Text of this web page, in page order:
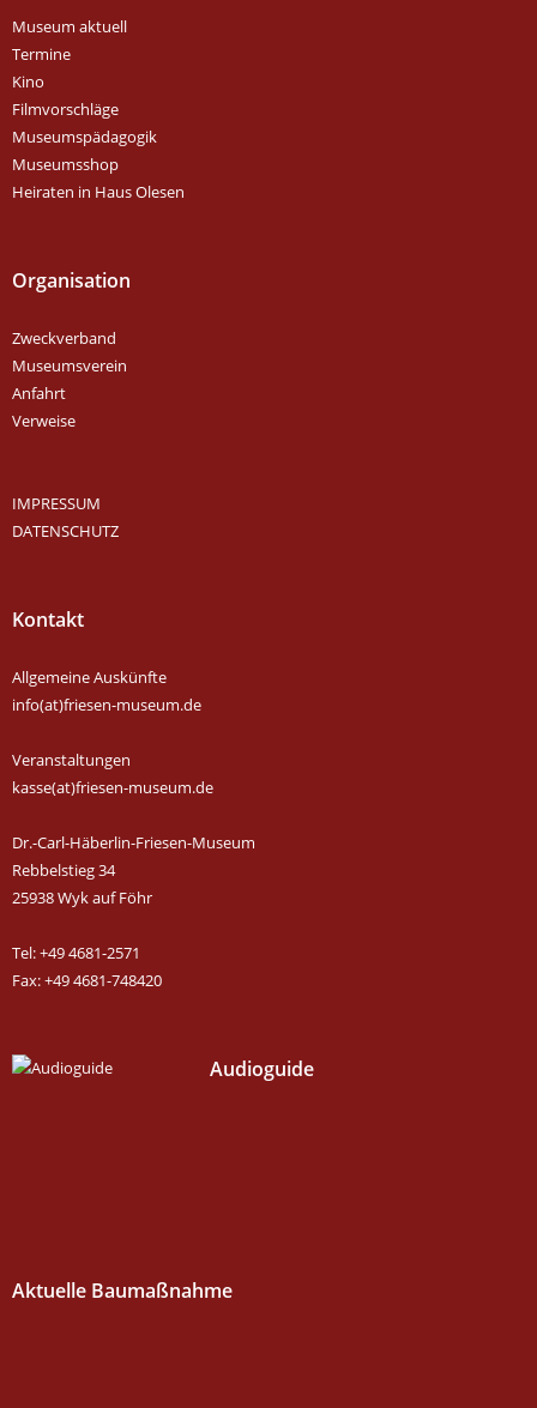
Museum aktuell
Termine
Kino
Filmvorschläge
Museumspädagogik
Museumsshop
Heiraten in Haus Olesen
Organisation
Zweckverband
Museumsverein
Anfahrt
Verweise
IMPRESSUM
DATENSCHUTZ
Kontakt
Allgemeine Auskünfte
info(at)friesen-museum.de
Veranstaltungen
kasse(at)friesen-museum.de
Dr.-Carl-Häberlin-Friesen-Museum
Rebbelstieg 34
25938 Wyk auf Föhr
Tel: +49 4681-2571
Fax: +49 4681-748420
Audioguide
Aktuelle Baumaßnahme